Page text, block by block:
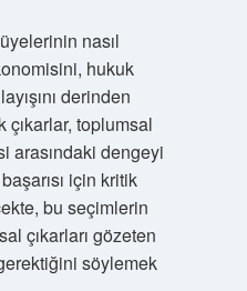
nasıl
hukuk
derinden
toplumsal
arasındaki dengeyi
için kritik
bu seçimlerin
çıkarları gözeten
söylemek